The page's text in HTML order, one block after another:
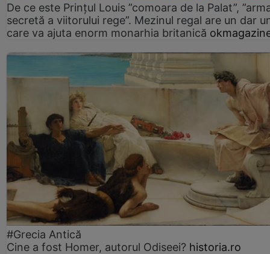
De ce este Prințul Louis ”comoara de la Palat”,
secretă a viitorului rege”. Mezinul regal are un dar
care va ajuta enorm monarhia britanică
#Grecia Antică
Cine a fost Homer, autorul Odiseei? historia.ro